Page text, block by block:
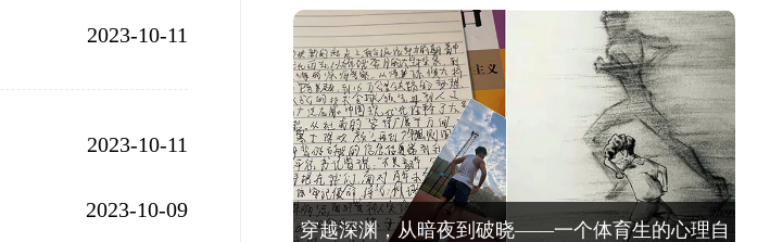
2023-10-11
2023-10-11
2023-10-09
穿越深渊，从暗夜到破晓——一个体育生的心理自